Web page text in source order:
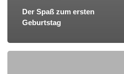
Der Spaß zum ersten
Geburtstag